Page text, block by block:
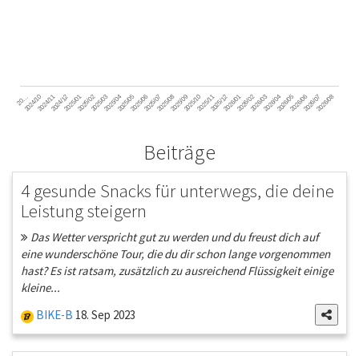
20…2024/102024/112024/122025/012025/022025/032025/042025/052025/062025/072025/082025/092025/102025/112025/122026/012026/022026/032026/042026/052026/062026/072026/08
Beiträge
4 gesunde Snacks für unterwegs, die deine
Leistung steigern
Das Wetter verspricht gut zu werden und du freust dich auf
eine wunderschöne Tour, die du dir schon lange vorgenommen
hast? Es ist ratsam, zusätzlich zu ausreichend Flüssigkeit einige
kleine...
BIKE-B 18. Sep 2023